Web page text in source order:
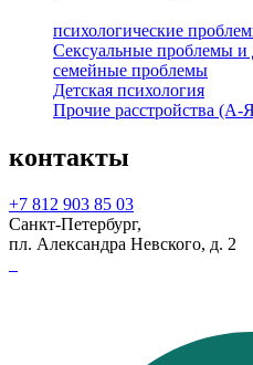
психологические
Сексуальные проблемы
семейные проблемы
Детская психология
Прочие расстройства (А-
контакты
+7 812 903 85 03
Санкт-Петербург,
пл. Александра Невского, д. 2